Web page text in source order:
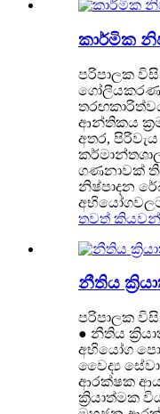
කාර්මික
පරිපාලක
ආන්තිකය
අතර,
ගණනාවක්
නිෂ්පාදන
තවත්
නීතිය
පරිපාලක
● නීතිය
අභියෝග
වෛද්‍ය
ආරක්ෂක
ක්‍රියාත්මක